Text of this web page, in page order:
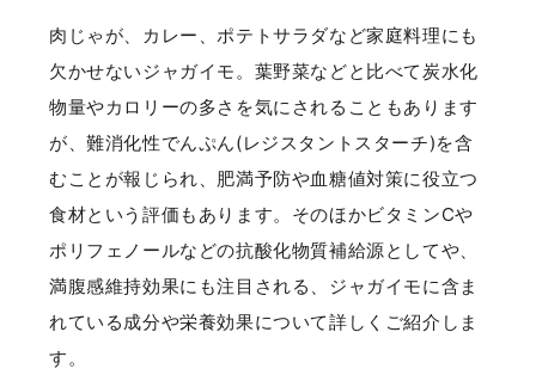
肉じゃが、カレー、ポテトサラダなど家庭料理にも
欠かせないジャガイモ。葉野菜などと比べて炭水化
物量やカロリーの多さを気にされることもあります
が、難消化性でんぷん(レジスタントスターチ)を含
むことが報じられ、肥満予防や血糖値対策に役立つ
食材という評価もあります。そのほかビタミンCや
ポリフェノールなどの抗酸化物質補給源としてや、
満腹感維持効果にも注目される、ジャガイモに含ま
れている成分や栄養効果について詳しくご紹介しま
す。